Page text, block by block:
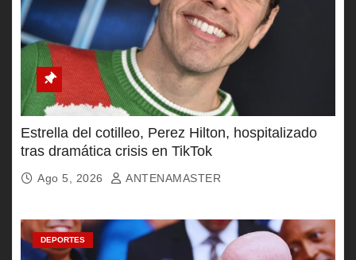
Estrella del cotilleo, Perez Hilton, hospitalizado
tras dramática crisis en TikTok
Ago 5, 2026 ANTENAMASTER
DEPORTES